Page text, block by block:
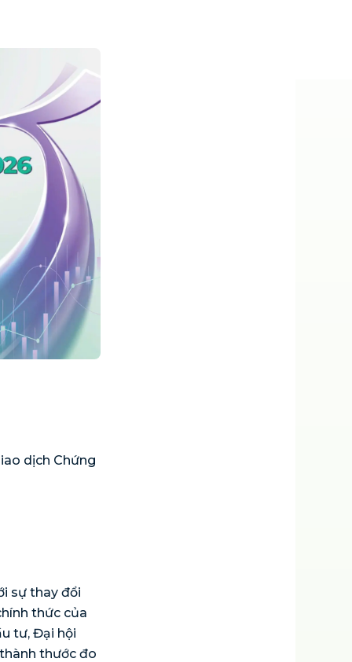
dịch Chứng
sự thay đổi
thức của
tư, Đại hội
thước đo